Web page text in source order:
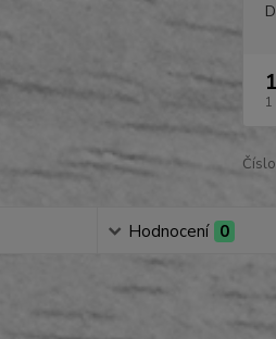
1
Hodnocení 0